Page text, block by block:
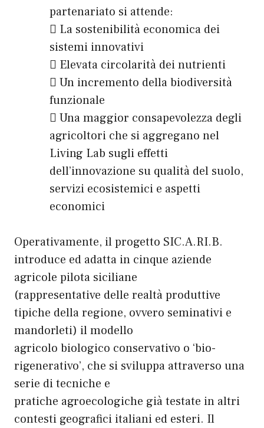
partenariato si attende:
 La sostenibilità economica dei
sistemi innovativi
 Elevata circolarità dei nutrienti
 Un incremento della biodiversità
funzionale
 Una maggior consapevolezza degli
agricoltori che si aggregano nel
Living Lab sugli effetti
dell’innovazione su qualità del suolo,
servizi ecosistemici e aspetti
economici
Operativamente, il progetto SIC.A.RI.B.
introduce ed adatta in cinque aziende
agricole pilota siciliane
(rappresentative delle realtà produttive
tipiche della regione, ovvero seminativi e
mandorleti) il modello
agricolo biologico conservativo o ‘bio-
rigenerativo’, che si sviluppa attraverso una
serie di tecniche e
pratiche agroecologiche già testate in altri
contesti geografici italiani ed esteri. Il